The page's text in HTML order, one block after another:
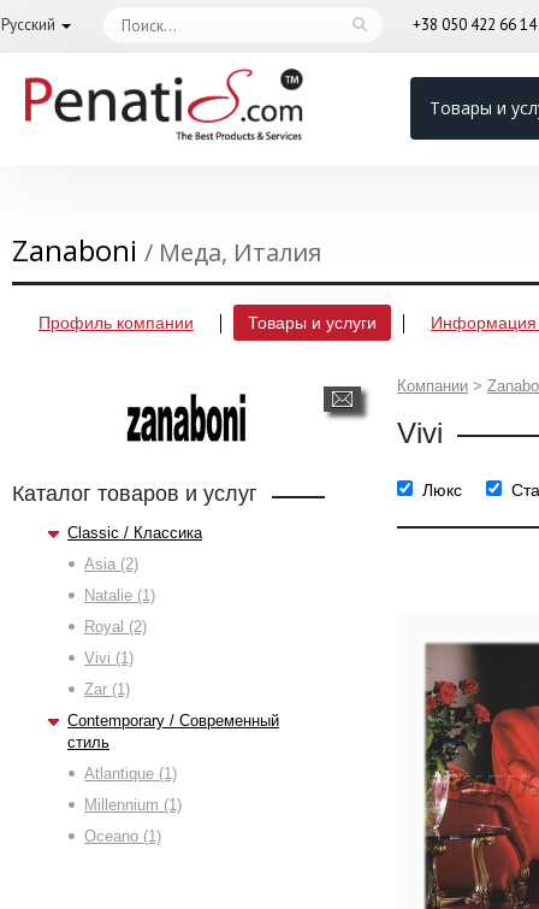
Русский +38 050 422 66 14
Товары и
Zanaboni / Меда, Италия
Профиль компании Товары и услуги Информация
Каталог товаров и услуг
Classic / Классика
Asia (2)
Natalie (1)
Royal (2)
Vivi (1)
Zar (1)
Contemporary / Современный
стиль
Atlantique (1)
Millennium (1)
Oceano (1)
Компании >
Vivi
Люкс